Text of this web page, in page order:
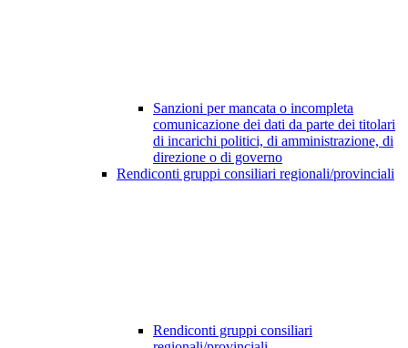
Sanzioni per mancata o incompleta
comunicazione dei dati da parte dei titolari
di incarichi politici, di amministrazione, di
direzione o di governo
Rendiconti gruppi consiliari regionali/provinciali
Rendiconti gruppi consiliari